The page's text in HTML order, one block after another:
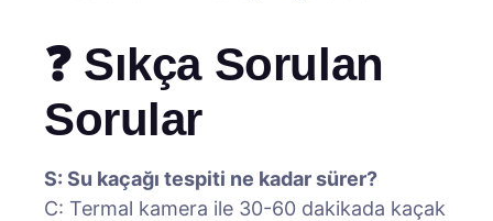
❓ Sıkça Sorulan
Sorular
S: Su kaçağı tespiti ne kadar sürer?
C: Termal kamera ile 30-60 dakikada kaçak